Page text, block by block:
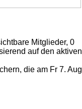
Mitglieder, 0
auf den aktiven
die am Fr 7. Aug